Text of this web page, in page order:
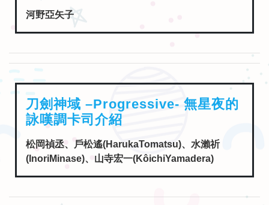
河野亞矢子
刀劍神域 –Progressive- 無星夜的
詠嘆調卡司介紹
松岡禎丞、戶松遙(HarukaTomatsu)、水瀨祈
(InoriMinase)、山寺宏一(KôichiYamadera)